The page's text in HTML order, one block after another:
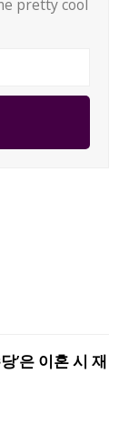
pretty cool
’은 이혼 시 재